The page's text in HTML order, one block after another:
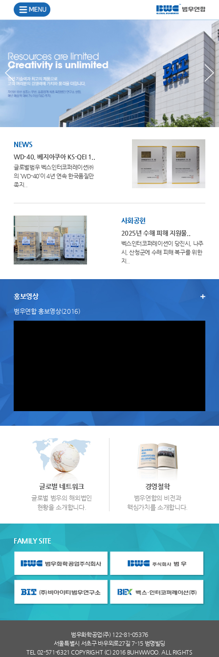
NEWS
WD-40, 베지아쿠아 KS-QEI 1..
글로벌범우 벡스인터코퍼레이션㈜
의 ‘WD-40’이 4년 연속 한국품질만
족지..
사회공헌
2025년 수해 피해 지원물..
벡스인터코퍼레이션이 당진시, 나주
시, 산청군에 수해 피해 복구를 위한
지..
홍보영상
범우연합 홍보영상(2016)
글로벌 네트워크
글로벌 범우의 해외법인
현황을 소개합니다.
경영철학
범우연합의 비전과
핵심가치를 소개합니다.
FAMILY SITE
범우화학공업(주) 122-81-05376
서울특별시 서초구 바우뫼로27길 7-15 범명빌딩
TEL 02-571-6321 COPYRIGHT (C) 2016 BUHWWOO. ALL RIGHTS